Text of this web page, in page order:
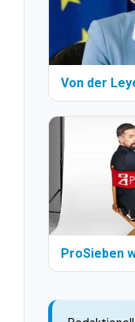
Von der
ProSieben